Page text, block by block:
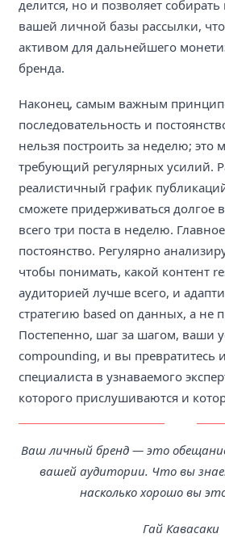
делится, но и позволяет
вашей личной базы рассылки,
активом для дальнейшего
бренда.
Наконец, самым важным
последовательность и
нельзя построить за неделю; это
требующий регулярных усилий.
реалистичный график
сможете придерживаться долгое
всего три поста в неделю.
постоянство. Регулярно
чтобы понимать, какой контент
аудиторией лучше всего, и
стратегию based on данных, а не
Постепенно, шаг за шагом, ваши
compounding, и вы превратитесь
специалиста в узнаваемого
которого прислушиваются и
Ваш личный бренд — это
вашей аудитории. Что вы
насколько хорошо вы
Гай Кавасаки